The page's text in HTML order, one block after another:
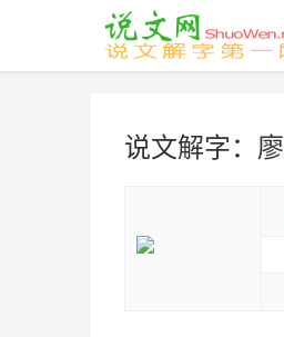
说文解字：廖